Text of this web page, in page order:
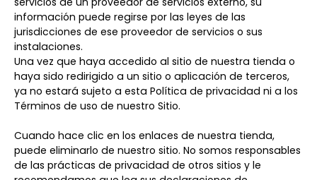
información puede regirse por las leyes de las
jurisdicciones de ese proveedor de servicios o sus
instalaciones.
Una vez que haya accedido al sitio de nuestra tienda o
haya sido redirigido a un sitio o aplicación de terceros,
ya no estará sujeto a esta Política de privacidad ni a los
Términos de uso de nuestro Sitio.
Cuando hace clic en los enlaces de nuestra tienda,
puede eliminarlo de nuestro sitio. No somos responsables
de las prácticas de privacidad de otros sitios y le